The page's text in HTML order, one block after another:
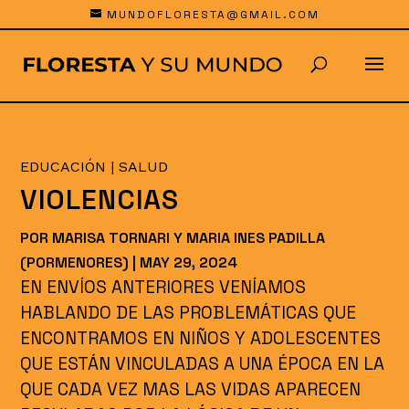
MUNDOFLORESTA@GMAIL.COM
EDUCACIÓN |SALUD
VIOLENCIAS
POR MARISA TORNARI Y MARIA INES PADILLA
(PORMENORES)
MAY 29, 2024
EN ENVÍOS ANTERIORES VENÍAMOS
HABLANDO DE LAS PROBLEMÁTICAS QUE
ENCONTRAMOS EN NIÑOS Y ADOLESCENTES
QUE ESTÁN VINCULADAS A UNA ÉPOCA EN LA
QUE CADA VEZ MAS LAS VIDAS APARECEN